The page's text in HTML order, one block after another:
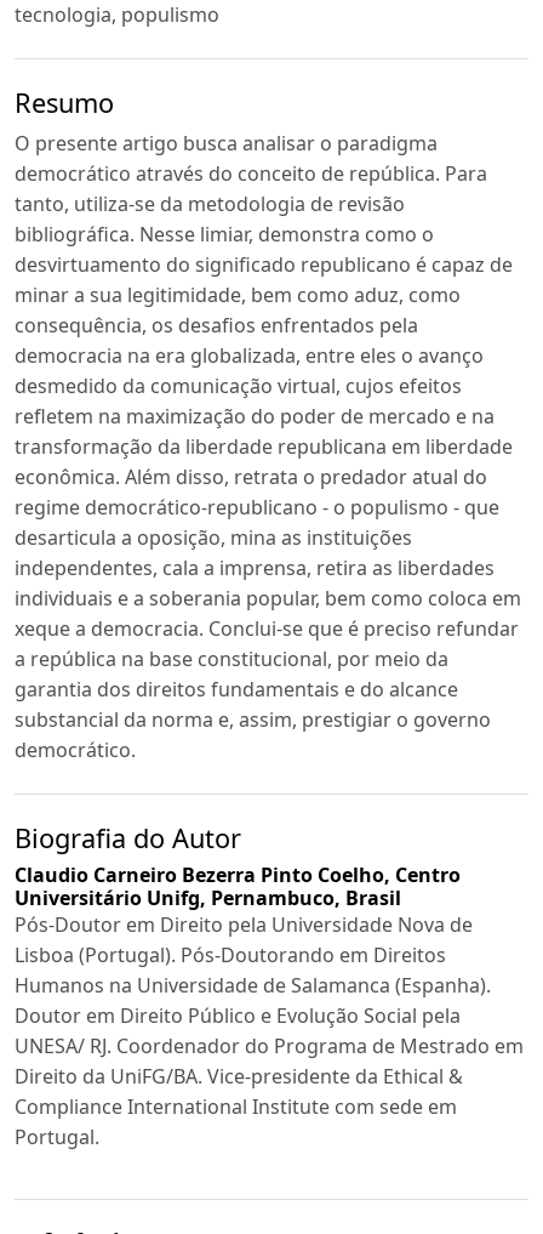
tecnologia, populismo
Resumo
O presente artigo busca analisar o paradigma
democrático através do conceito de república. Para
tanto, utiliza-se da metodologia de revisão
bibliográfica. Nesse limiar, demonstra como o
desvirtuamento do significado republicano é capaz de
minar a sua legitimidade, bem como aduz, como
consequência, os desafios enfrentados pela
democracia na era globalizada, entre eles o avanço
desmedido da comunicação virtual, cujos efeitos
refletem na maximização do poder de mercado e na
transformação da liberdade republicana em liberdade
econômica. Além disso, retrata o predador atual do
regime democrático-republicano - o populismo - que
desarticula a oposição, mina as instituições
independentes, cala a imprensa, retira as liberdades
individuais e a soberania popular, bem como coloca em
xeque a democracia. Conclui-se que é preciso refundar
a república na base constitucional, por meio da
garantia dos direitos fundamentais e do alcance
substancial da norma e, assim, prestigiar o governo
democrático.
Biografia do Autor
Claudio Carneiro Bezerra Pinto Coelho, Centro
Universitário Unifg, Pernambuco, Brasil
Pós-Doutor em Direito pela Universidade Nova de
Lisboa (Portugal). Pós-Doutorando em Direitos
Humanos na Universidade de Salamanca (Espanha).
Doutor em Direito Público e Evolução Social pela
UNESA/ RJ. Coordenador do Programa de Mestrado em
Direito da UniFG/BA. Vice-presidente da Ethical &
Compliance International Institute com sede em
Portugal.